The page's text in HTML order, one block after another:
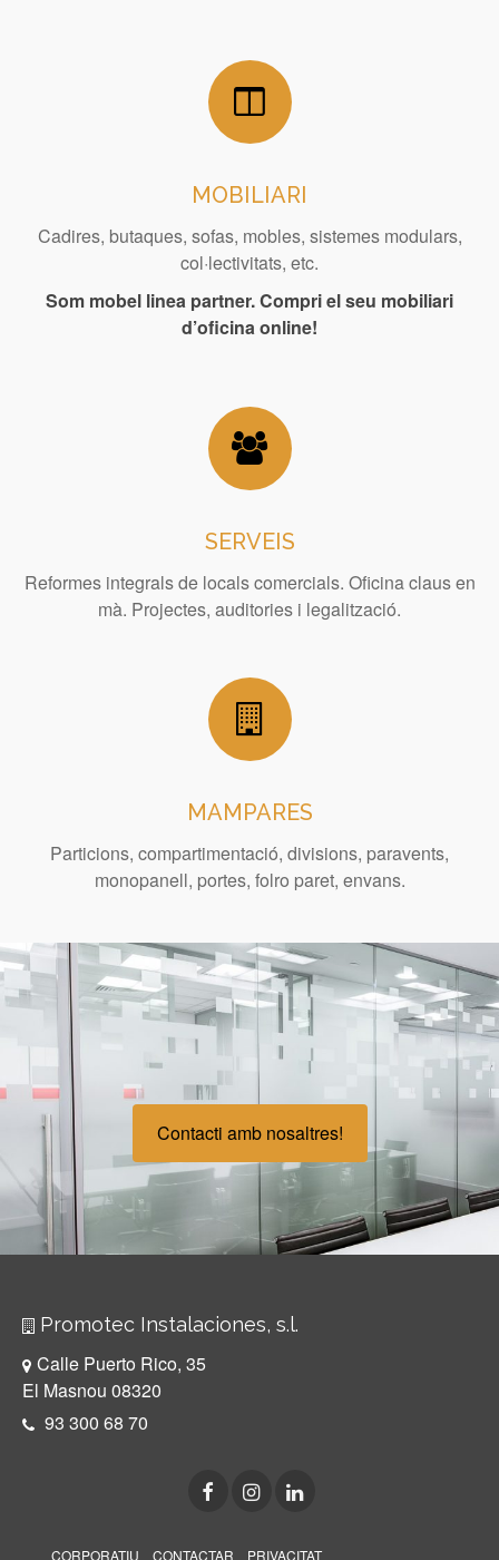
MOBILIARI
Cadires, butaques, sofas, mobles, sistemes modulars,
col·lectivitats, etc.
Som mobel linea partner. Compri el seu mobiliari
d’oficina online!
SERVEIS
Reformes integrals de locals comercials. Oficina claus en
mà. Projectes, auditories i legalització.
MAMPARES
Particions, compartimentació, divisions, paravents,
monopanell, portes, folro paret, envans.
Contacti amb nosaltres!
Promotec Instalaciones, s.l.
Calle Puerto Rico, 35
El Masnou 08320
93 300 68 70
CORPORATIU CONTACTAR PRIVACITAT